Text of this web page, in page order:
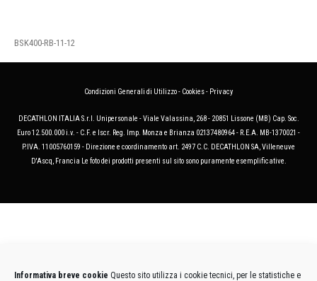
Informativa breve cookie Questo sito utilizza i cookie tecnici, per le statistiche e
BSK400-RB-11-12
Condizioni Generali di Utilizzo- Cookies- Privacy
DECATHLON ITALIA S.r.l. Unipersonale - Viale Valassina, 268 - 20851 Lissone (MB) Cap. Soc.
Euro 12.500.000 i.v. - C.F. e Iscr. Reg. Imp. Monza e Brianza 02137480964 - R.E.A. MB-1370021 -
P.IVA. 11005760159 - Direzione e coordinamento art. 2497 C.C. DECATHLON SA, Villeneuve
D'Ascq, Francia Le foto dei prodotti presenti sul sito sono puramente esemplificative.